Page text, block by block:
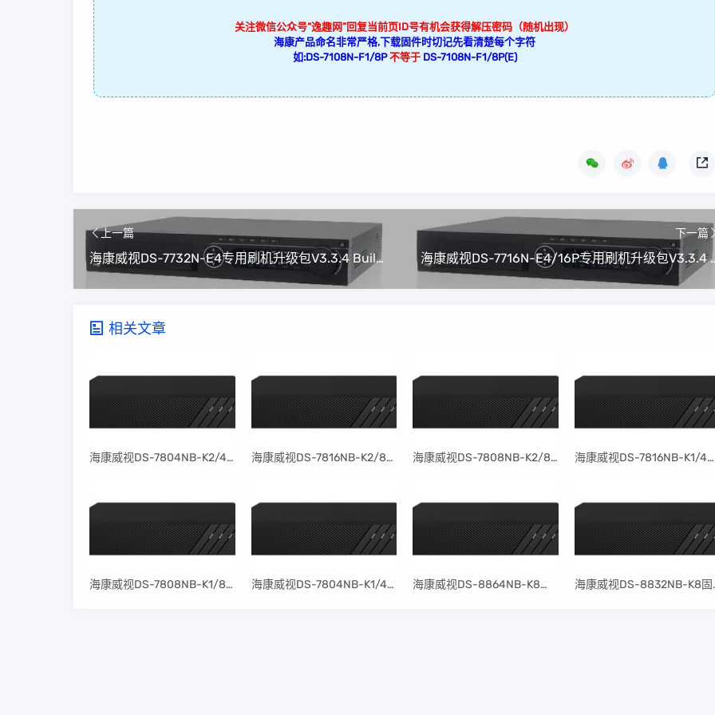
关注微信公众号“逸趣网”回复当前页ID号有机会获得解压密码（随机出现）
海康产品命名非常严格,下载固件时切记先看清楚每个字符
如:DS-7108N-F1/8P 不等于 DS-7108N-F1/8P(E)
上一篇
海康威视DS-7732N-E4专用刷机升级包V3.3.4 Build 150616
下一篇
海康威视DS-7716N-E4/
相关文章
​海康威视DS-7804NB-K2/4P固件升级包V4.30.097build240401 ​海康威视DS-7816NB-K2/8P固件升级包V4.30.097build240401 ​海康威视DS-7808NB-K2/8P固件升级包V4.30.097build240401 ​海康威视DS-7816NB-K1/4P固件升级包V4.30.097build240401
​海康威视DS-7808NB-K1/8P固件升级包V4.30.097build240401 ​海康威视DS-7804NB-K1/4P固件升级包V4.30.097build240401 ​海康威视DS-8864NB-K8固件升级包V4.30.097build240401 海康威视